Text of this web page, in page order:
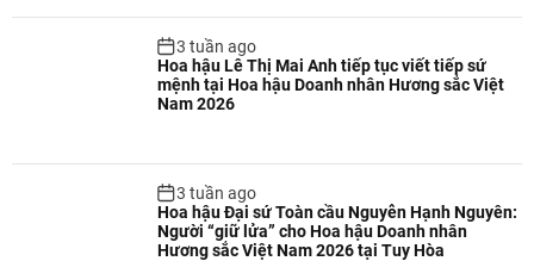
3 tuần ago
Hoa hậu Lê Thị Mai Anh tiếp tục viết tiếp sứ
mệnh tại Hoa hậu Doanh nhân Hương sắc Việt
Nam 2026
3 tuần ago
Hoa hậu Đại sứ Toàn cầu Nguyễn Hạnh Nguyên:
Người “giữ lửa” cho Hoa hậu Doanh nhân
Hương sắc Việt Nam 2026 tại Tuy Hòa